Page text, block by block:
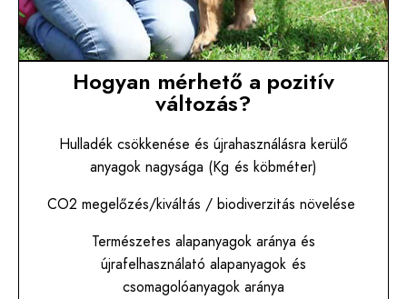
Hogyan mérhető a pozitív
változás?
Hulladék csökkenése és újrahasználásra kerülő
anyagok nagysága (Kg és köbméter)
CO2 megelőzés/kiváltás / biodiverzitás növelése
Természetes alapanyagok aránya és
újrafelhasználató alapanyagok és
csomagolóanyagok aránya